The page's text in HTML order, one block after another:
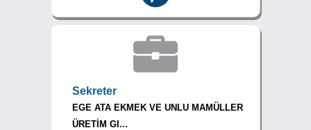
Sekreter
EGE ATA EKMEK VE UNLU MAMÜLLER
ÜRETİM GI...